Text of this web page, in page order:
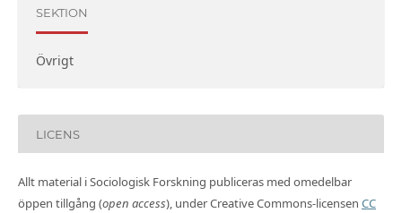
SEKTION
Övrigt
LICENS
Allt material i Sociologisk Forskning publiceras med omedelbar
öppen tillgång (open access), under Creative Commons-licensen CC